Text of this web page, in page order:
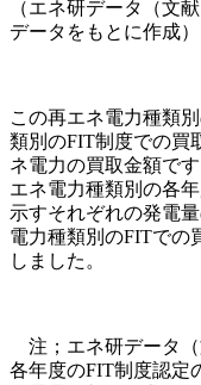
（エネ研データ（文
データをもとに作成）
この再エネ電力種類
類別のFIT制度での買
ネ電力の買取金額で
エネ電力種類別の各
示すそれぞれの発電
電力種類別のFITでの
しました。
注；エネ研データ
各年度のFIT制度認定